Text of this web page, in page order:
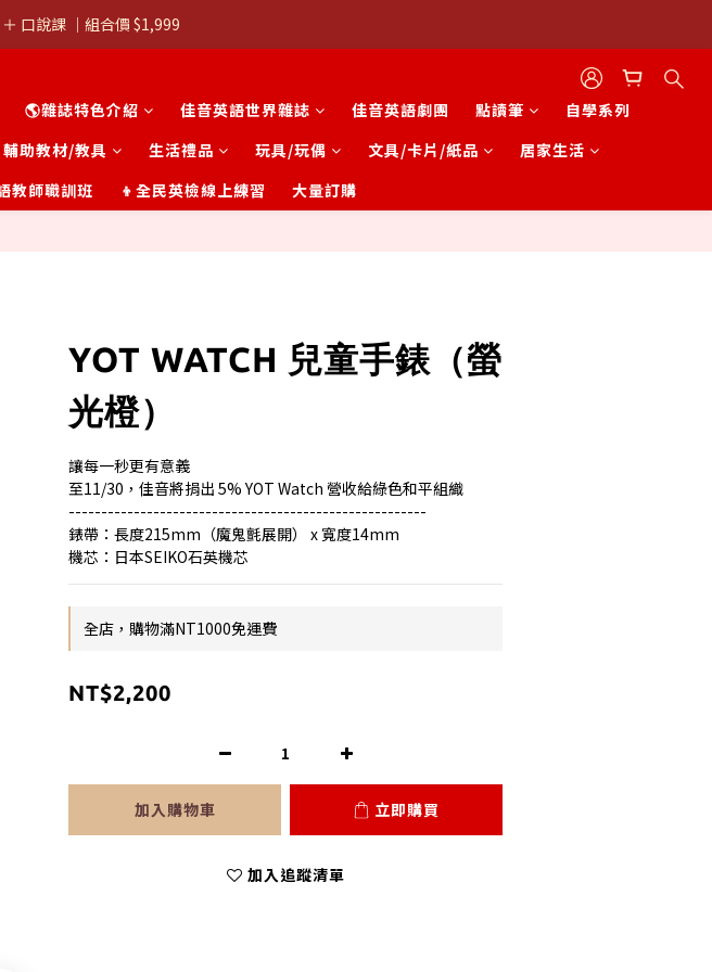
口說課 ｜組合價 $1,999
口說課 ｜組合價 $1,999
口說課 ｜組合價 $1,999
🌎雜誌特色介紹 佳音英語世界雜誌 佳音英語劇團 點讀筆
自學系列
輔助教材/教具 生活禮品 玩具/玩偶 文具/卡片/紙品
居家生活
教師職訓班 👦全民英檢線上練習 大量訂購
YOT WATCH 兒童手錶（螢
光橙）
讓每一秒更有意義
至11/30，佳音將捐出 5% YOT Watch 營收給綠色和平組織
-------------------------------------------------------
錶帶：長度215mm（魔鬼氈展開） x 寬度14mm
機芯：日本SEIKO石英機芯
全店，購物滿NT1000免運費
NT$2,200
加入購物車 立即購買
加入追蹤清單